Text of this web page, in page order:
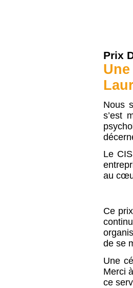
Prix
Nous
s’est
Le
au
Ce
de se
Une
Merci
ce